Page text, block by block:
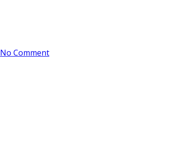
No Comment